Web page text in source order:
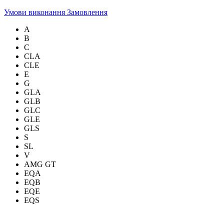
Умови виконання Замовлення
A
B
C
CLA
CLE
E
G
GLA
GLB
GLC
GLE
GLS
S
SL
V
AMG GT
EQA
EQB
EQE
EQS